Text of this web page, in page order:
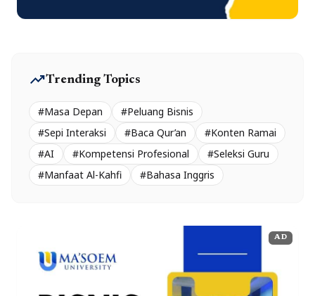
trending_upTrending Topics
#Masa Depan
#Peluang Bisnis
#Sepi Interaksi
#Baca Qur’an
#Konten Ramai
#AI
#Kompetensi Profesional
#Seleksi Guru
#Manfaat Al-Kahfi
#Bahasa Inggris
AD